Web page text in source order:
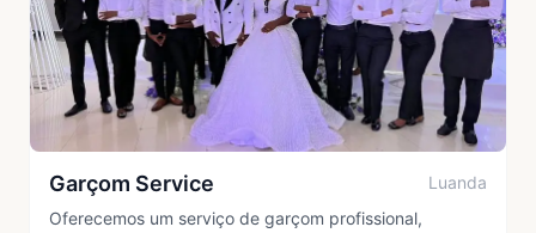
Garçom Service
Luanda
Oferecemos um serviço de garçom profissional,